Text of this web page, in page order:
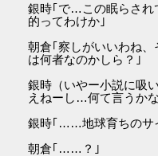
銀時｢で…この眠らされ
的ってわけか｣
朝倉｢察しがいいわね
は何者なのかしら？｣
銀時（いやー小説に吸
えねーし…何て言うかな
銀時｢……地球育ちのサ
朝倉｢……？｣